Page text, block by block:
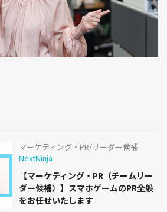
マーケティング・PR/リーダー候補
NextNinja
【マーケティング・PR（チームリー
ダー候補）】スマホゲームのPR全般
をお任せいたします